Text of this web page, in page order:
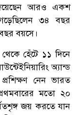
আরও একশ
গড়েছিলেন ৩৪ বছর
বয়সে।
হেঁটে ১১ দিনে
অ্যান্ড
প্রশিক্ষণ নেন ভারত
মতো ২০
জয় করতে যান